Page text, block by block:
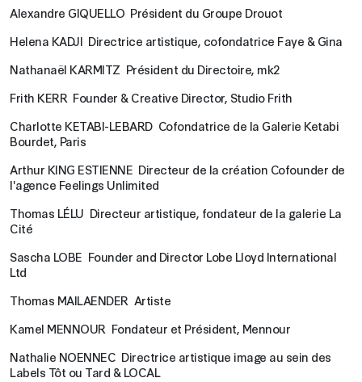
Alexandre GIQUELLO Président du Groupe Drouot
Helena KADJI Directrice artistique, cofondatrice Faye & Gina
Nathanaël KARMITZ Président du Directoire, mk2
Frith KERR Founder & Creative Director, Studio Frith
Charlotte KETABI-LEBARD Cofondatrice de la Galerie Ketabi
Bourdet, Paris
Arthur KING ESTIENNE Directeur de la création Cofounder de
l'agence Feelings Unlimited
Thomas LÉLU Directeur artistique, fondateur de la galerie La
Cité
Sascha LOBE Founder and Director Lobe Lloyd International
Ltd
Thomas MAILAENDER Artiste
Kamel MENNOUR Fondateur et Président, Mennour
Nathalie NOENNEC Directrice artistique image au sein des
Labels Tôt ou Tard & LOCAL